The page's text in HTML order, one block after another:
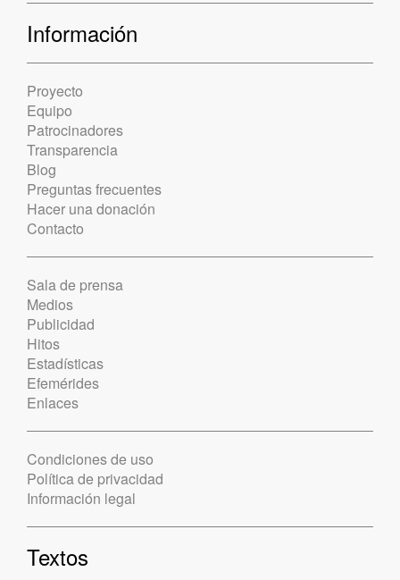
Información
Proyecto
Equipo
Patrocinadores
Transparencia
Blog
Preguntas frecuentes
Hacer una donación
Contacto
Sala de prensa
Medios
Publicidad
Hitos
Estadísticas
Efemérides
Enlaces
Condiciones de uso
Política de privacidad
Información legal
Textos